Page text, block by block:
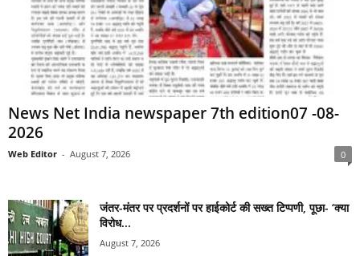
News Net India newspaper 7th edition07 -08-
2026
Web Editor - August 7, 2026 0
जंतर-मंतर पर प्रदर्शनों पर हाईकोर्ट की सख्त टिप्पणी, पूछा- ‘क्या
विरोध...
August 7, 2026